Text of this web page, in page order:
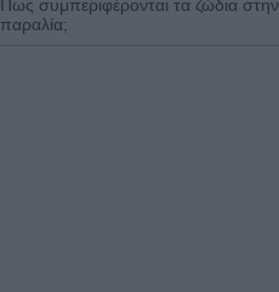
Πως συμπεριφέρονται τα ζώδια στην
παραλία;